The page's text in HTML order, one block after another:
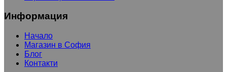
Информация
Начало
Магазин в София
Блог
Контакти